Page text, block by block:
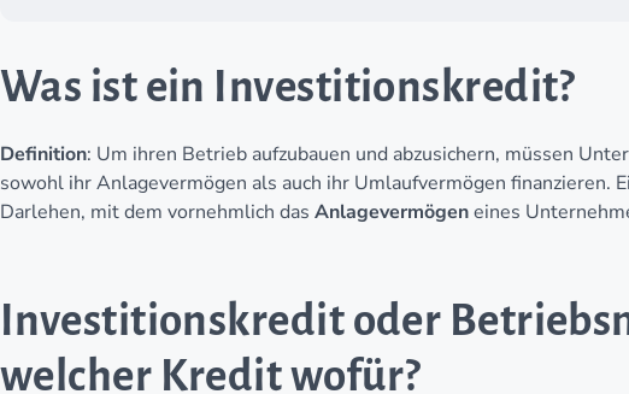
Was ist ein Investitionskredit?
Definition: Um ihren Betrieb aufzubauen und abzusichern, müssen
sowohl ihr Anlagevermögen als auch ihr Umlaufvermögen finanzieren.
Darlehen, mit dem vornehmlich das Anlagevermögeneines
Investitionskredit oder
welcher Kredit wofür?